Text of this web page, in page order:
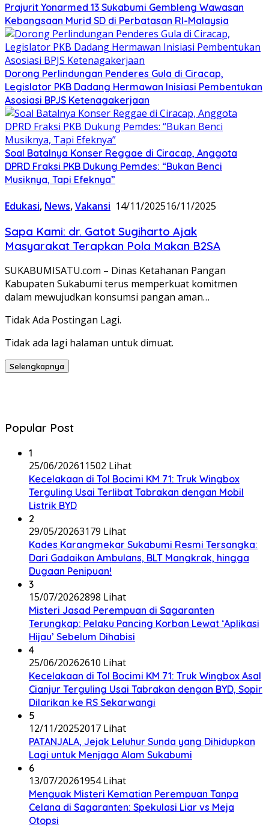
Prajurit Yonarmed 13 Sukabumi Gembleng Wawasan
Kebangsaan Murid SD di Perbatasan RI-Malaysia
Dorong Perlindungan Penderes Gula di Ciracap,
Legislator PKB Dadang Hermawan Inisiasi Pembentukan
Asosiasi BPJS Ketenagakerjaan
Soal Batalnya Konser Reggae di Ciracap, Anggota
DPRD Fraksi PKB Dukung Pemdes: “Bukan Benci
Musiknya, Tapi Efeknya”
Edukasi, News,Vakansi 14/11/202516/11/2025
Sapa Kami: dr. Gatot Sugiharto Ajak
Masyarakat Terapkan Pola Makan B2SA
SUKABUMISATU.com – Dinas Ketahanan Pangan
Kabupaten Sukabumi terus memperkuat komitmen
dalam mewujudkan konsumsi pangan aman…
Tidak Ada Postingan Lagi.
Tidak ada lagi halaman untuk dimuat.
Selengkapnya
Popular Post
1
25/06/202611502 Lihat
Kecelakaan di Tol Bocimi KM 71: Truk Wingbox
Terguling Usai Terlibat Tabrakan dengan Mobil
Listrik BYD
2
29/05/20263179 Lihat
Kades Karangmekar Sukabumi Resmi Tersangka:
Dari Gadaikan Ambulans, BLT Mangkrak, hingga
Dugaan Penipuan!
3
15/07/20262898 Lihat
Misteri Jasad Perempuan di Sagaranten
Terungkap: Pelaku Pancing Korban Lewat ‘Aplikasi
Hijau’ Sebelum Dihabisi
4
25/06/20262610 Lihat
Kecelakaan di Tol Bocimi KM 71: Truk Wingbox Asal
Cianjur Terguling Usai Tabrakan dengan BYD, Sopir
Dilarikan ke RS Sekarwangi
5
12/11/20252017 Lihat
PATANJALA, Jejak Leluhur Sunda yang Dihidupkan
Lagi untuk Menjaga Alam Sukabumi
6
13/07/20261954 Lihat
Menguak Misteri Kematian Perempuan Tanpa
Celana di Sagaranten: Spekulasi Liar vs Meja
Otopsi